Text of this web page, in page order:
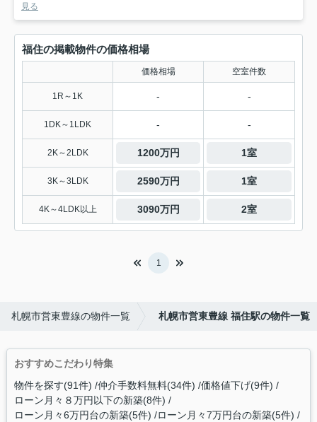
見る
福住の掲載物件の価格相場
価格相場 空室件数
1R～1K - -
1DK～1LDK - -
2K～2LDK 1200万円 1室
3K～3LDK 2590万円 1室
4K～4LDK以上 3090万円 2室
1
札幌市営東豊線の物件一覧 札幌市営東豊線 福住駅の物件一覧
おすすめこだわり特集
物件を探す(91件) 仲介手数料無料(34件) 価格値下げ(9件)
ローン月々８万円以下の新築(8件)
ローン月々6万円台の新築(5件) ローン月々7万円台の新築(5件)